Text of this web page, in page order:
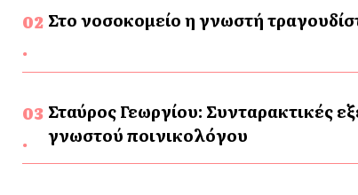
Στο νοσοκομείο η γνωστή
Σταύρος Γεωργίου: Συνταρακτικές
γνωστού ποινικολόγου